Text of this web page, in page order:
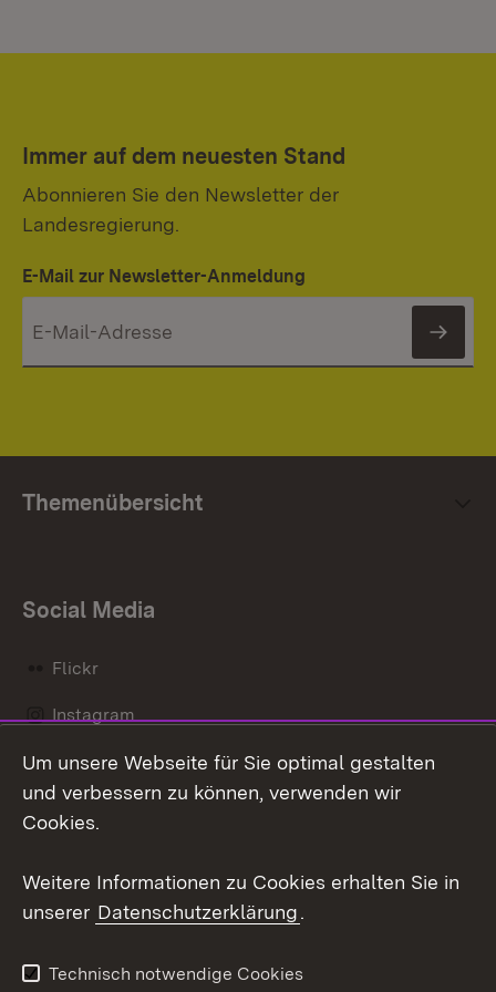
Immer auf dem neuesten Stand
Abonnieren Sie den Newsletter der
Landesregierung.
E-Mail zur Newsletter-Anmeldung
Themenübersicht
Social Media
Flickr
Instagram
Social Wall
Barrierefreiheit
Benutzungshinweise
Um unsere Webseite für Sie optimal gestalten
und verbessern zu können, verwenden wir
Cookies.
Weitere Informationen zu Cookies erhalten Sie in
unserer Datenschutzerklärung.
Technisch notwendige Cookies